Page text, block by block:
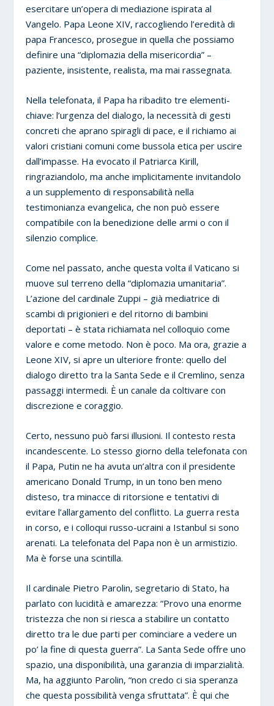
esercitare un’opera di mediazione ispirata al
Vangelo. Papa Leone XIV, raccogliendo l’eredità di
papa Francesco, prosegue in quella che possiamo
definire una “diplomazia della misericordia” –
paziente, insistente, realista, ma mai rassegnata.
Nella telefonata, il Papa ha ribadito tre elementi-
chiave: l’urgenza del dialogo, la necessità di gesti
concreti che aprano spiragli di pace, e il richiamo ai
valori cristiani comuni come bussola etica per uscire
dall’impasse. Ha evocato il Patriarca Kirill,
ringraziandolo, ma anche implicitamente invitandolo
a un supplemento di responsabilità nella
testimonianza evangelica, che non può essere
compatibile con la benedizione delle armi o con il
silenzio complice.
Come nel passato, anche questa volta il Vaticano si
muove sul terreno della “diplomazia umanitaria”.
L’azione del cardinale Zuppi – già mediatrice di
scambi di prigionieri e del ritorno di bambini
deportati – è stata richiamata nel colloquio come
valore e come metodo. Non è poco. Ma ora, grazie a
Leone XIV, si apre un ulteriore fronte: quello del
dialogo diretto tra la Santa Sede e il Cremlino, senza
passaggi intermedi. È un canale da coltivare con
discrezione e coraggio.
Certo, nessuno può farsi illusioni. Il contesto resta
incandescente. Lo stesso giorno della telefonata con
il Papa, Putin ne ha avuta un’altra con il presidente
americano Donald Trump, in un tono ben meno
disteso, tra minacce di ritorsione e tentativi di
evitare l’allargamento del conflitto. La guerra resta
in corso, e i colloqui russo-ucraini a Istanbul si sono
arenati. La telefonata del Papa non è un armistizio.
Ma è forse una scintilla.
Il cardinale Pietro Parolin, segretario di Stato, ha
parlato con lucidità e amarezza: “Provo una enorme
tristezza che non si riesca a stabilire un contatto
diretto tra le due parti per cominciare a vedere un
po’ la fine di questa guerra”. La Santa Sede offre uno
spazio, una disponibilità, una garanzia di imparzialità.
Ma, ha aggiunto Parolin, “non credo ci sia speranza
che questa possibilità venga sfruttata”. È qui che